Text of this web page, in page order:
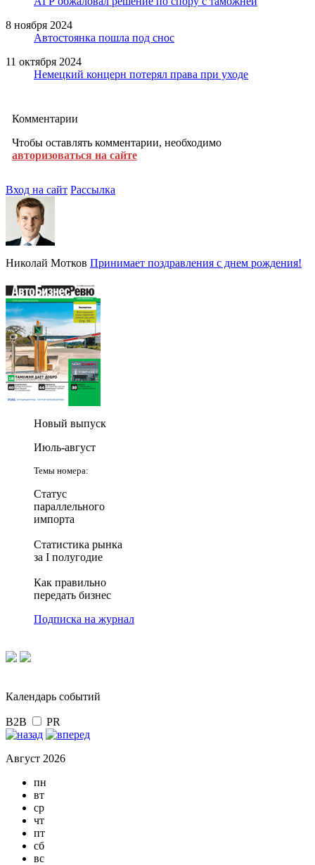
8 ноября 2024
Автостоянка пошла под снос
11 октября 2024
Немецкий концерн потерял права при уходе
Комментарии
Чтобы оставлять комментарии, необходимо
авторизоваться на сайте
Вход на сайт Рассылка
Николай Мотков Принимает поздравления с днем рождения!
Новый выпуск
Июль-август
Темы номера:
Статус
параллельного
импорта
Статистика рынка
за I полугодие
Как правильно
передать бизнес
Подписка на журнал
Календарь событий
B2B PR
Август 2026
пн
вт
ср
чт
пт
сб
вс